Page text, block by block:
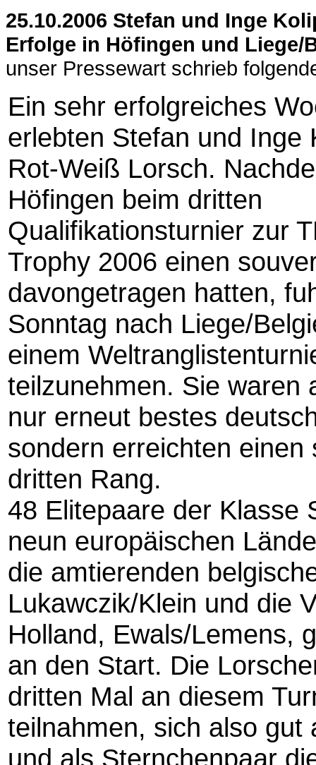
25.10.2006 Stefan und Inge
Erfolge in Höfingen und Liege/
unser Pressewart schrieb
Ein sehr erfolgreiches
erlebten Stefan und Inge
Rot-Weiß Lorsch.
Höfingen beim dritten
Qualifikationsturnier zur
Trophy 2006 einen
davongetragen hatten,
Sonntag nach Liege/
einem
teilzunehmen. Sie waren
nur erneut bestes
sondern erreichten einen
dritten Rang.
48 Elitepaare der Klasse
neun europäischen
die amtierenden
Lukawczik/Klein und die
Holland, Ewals/Lemens,
an den Start. Die
dritten Mal an diesem
teilnahmen, sich also gut
und als Sternchenpaar